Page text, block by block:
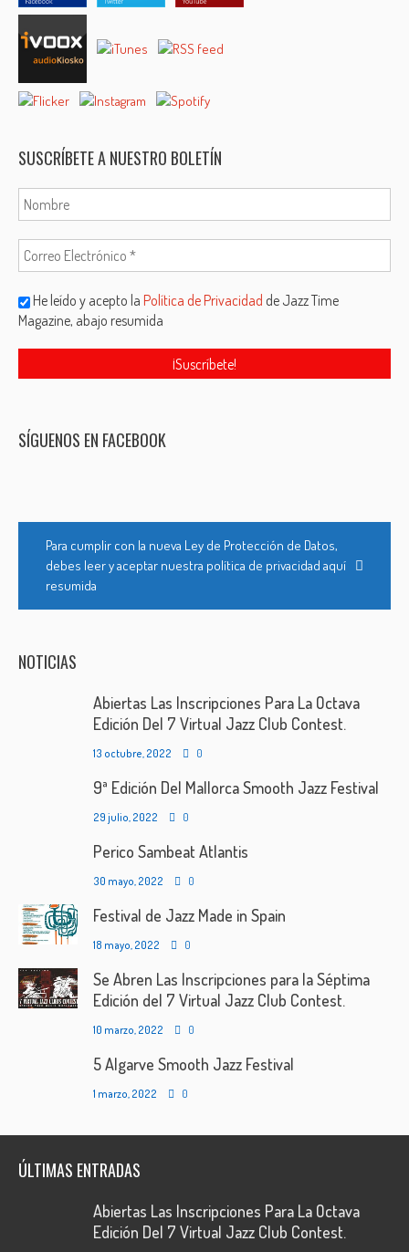
SUSCRÍBETE A NUESTRO BOLETÍN
He leído y acepto laPolítica de Privacidad de Jazz Time
Magazine, abajo resumida
SÍGUENOS EN FACEBOOK
Para cumplir con la nueva Ley de Protección de Datos,
debes leer y aceptar nuestra política de privacidad aquí
resumida
NOTICIAS
Abiertas Las Inscripciones Para La Octava
Edición Del 7 Virtual Jazz Club Contest.
13 octubre, 2022 0
9ª Edición Del Mallorca Smooth Jazz Festival
29 julio, 2022 0
Perico Sambeat Atlantis
30 mayo, 2022 0
Festival de Jazz Made in Spain
18 mayo, 2022 0
Se Abren Las Inscripciones para la Séptima
Edición del 7 Virtual Jazz Club Contest.
10 marzo, 2022 0
5 Algarve Smooth Jazz Festival
1 marzo, 2022 0
ÚLTIMAS ENTRADAS
Abiertas Las Inscripciones Para La Octava
Edición Del 7 Virtual Jazz Club Contest.